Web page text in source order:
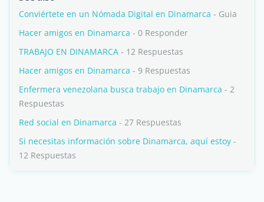
Conviértete en un Nómada Digital en Dinamarca - Guia
Hacer amigos en Dinamarca - 0 Responder
TRABAJO EN DINAMARCA - 12 Respuestas
Hacer amigos en Dinamarca - 9 Respuestas
Enfermera venezolana busca trabajo en Dinamarca - 2
Respuestas
Red social en Dinamarca - 27 Respuestas
Si necesitas información sobre Dinamarca, aquí estoy -
12 Respuestas